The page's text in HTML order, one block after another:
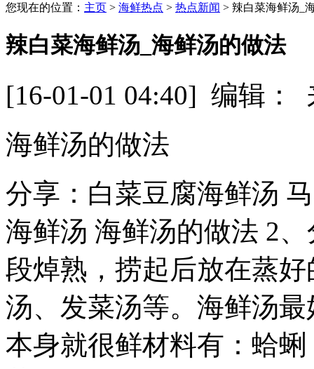
您现在的位置： 主页 > 海鲜热点 > 热点新闻 > 辣白菜海鲜汤_
辣白菜海鲜汤_海鲜汤的做法
[16-01-01 04:40] 编辑
海鲜汤的做法
分享：白菜豆腐海鲜汤
海鲜汤 海鲜汤的做法 2
段焯熟，捞起后放在蒸
汤、发菜汤等。海鲜汤
本身就很鲜材料有：蛤